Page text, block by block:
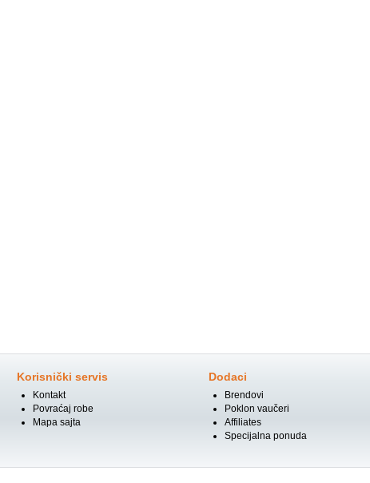
Korisnički servis
Kontakt
Povraćaj robe
Mapa sajta
Dodaci
Brendovi
Poklon vaučeri
Affiliates
Specijalna ponuda